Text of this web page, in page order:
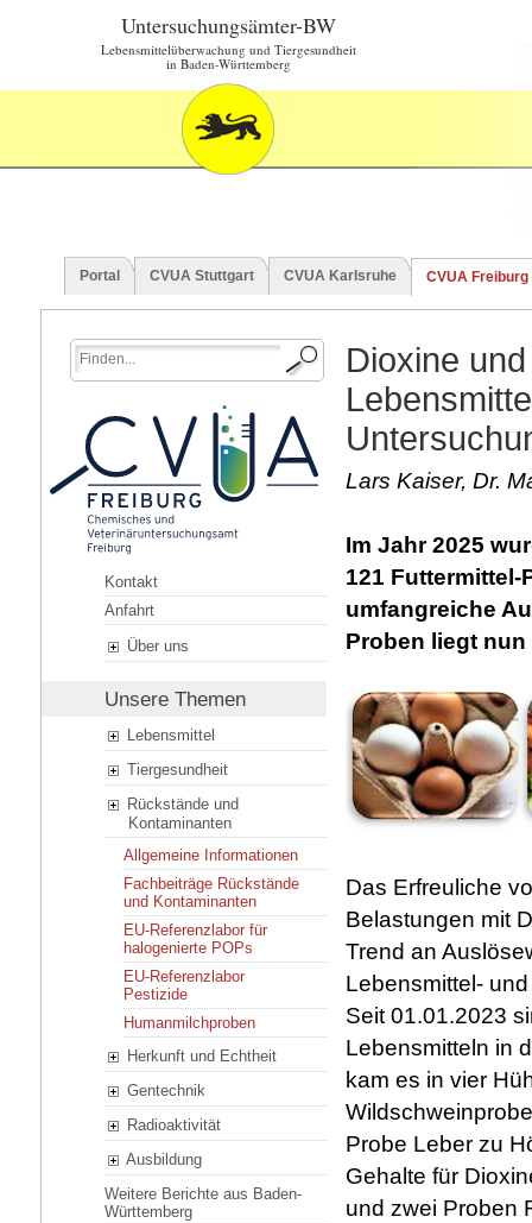
Untersuchungsämter-BW
Lebensmittelüberwachung und Tiergesundheit
in Baden-Württemberg
Portal CVUA Stuttgart CVUA Karlsruhe CVUA Freiburg
Kontakt
Anfahrt
Über uns
Unsere Themen
Lebensmittel
Tiergesundheit
Rückstände und
Kontaminanten
Allgemeine Informationen
Fachbeiträge Rückstände
und Kontaminanten
EU-Referenzlabor für
halogenierte POPs
EU-Referenzlabor
Pestizide
Humanmilchproben
Herkunft und Echtheit
Gentechnik
Radioaktivität
Ausbildung
Weitere Berichte aus Baden-
Württemberg
Dioxine
Lars Kaiser, Dr.
Im Jahr 2025
121
umfangreiche
Proben liegt nun
Das Erfreuliche
Belastungen mit
Trend an
Lebensmittel-
Seit 01.01.2023
Lebensmitteln in
kam es in vier
Probe Leber zu
Gehalte für
und zwei Proben